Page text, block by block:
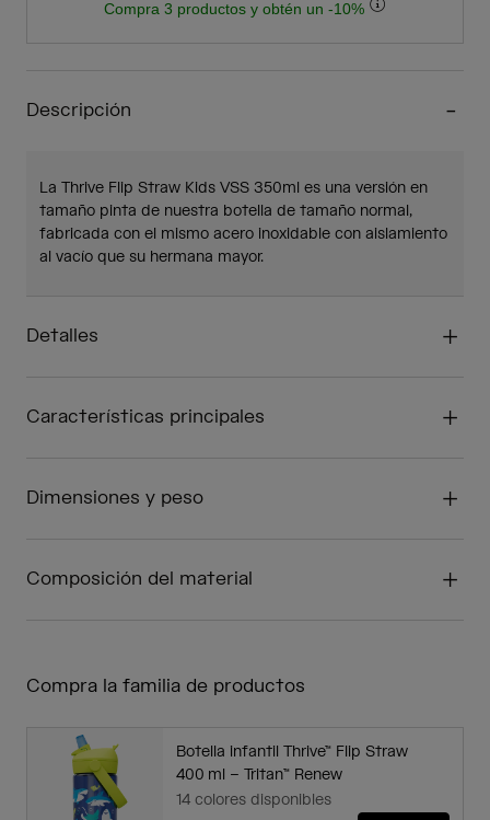
Compra 3 productos y obtén un -10%
Descripción
La Thrive Flip Straw Kids VSS 350ml es una versión en
tamaño pinta de nuestra botella de tamaño normal,
fabricada con el mismo acero inoxidable con aislamiento
al vacío que su hermana mayor.
Detalles
Características principales
Dimensiones y peso
Composición del material
Compra la familia de productos
Botella infantil Thrive™ Flip Straw
400 ml – Tritan™ Renew
14 colores disponibles